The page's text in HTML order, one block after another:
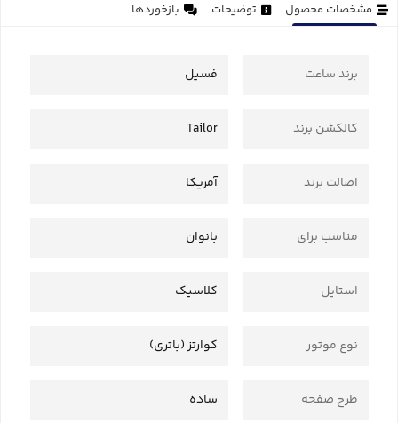
مشخصات محصول توضیحات بازخوردها
برند ساعت فسیل
کالکشن برند Tailor
اصالت برند آمریکا
مناسب برای بانوان
استایل کلاسیک
نوع موتور کوارتز (باتری)
طرح صفحه ساده